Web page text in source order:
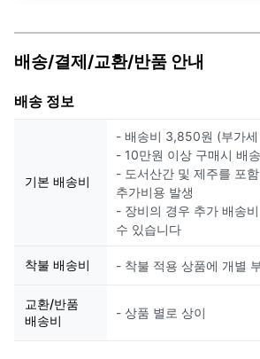
배송/결제/교환/반품 안내
배송 정보
기본 배송비
- 배송비 3,850원 (부가세
- 10만원 이상 구매시 배
- 도서산간 및 제주를 포
추가비용 발생
- 장비의 경우 추가 배송
수 있습니다
착불 배송비 - 착불 적용 상품에 개별
교환/반품
배송비
- 상품 별로 상이